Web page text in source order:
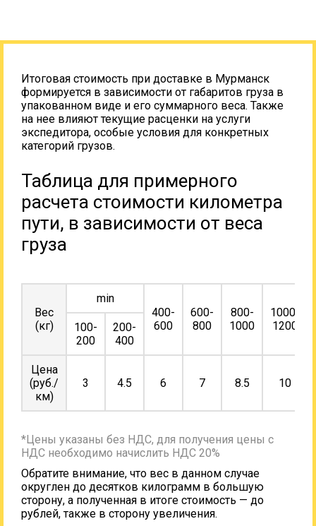
Итоговая стоимость при доставке в Мурманск
формируется в зависимости от габаритов груза в
упакованном виде и его суммарного веса. Также
на нее влияют текущие расценки на услуги
экспедитора, особые условия для конкретных
категорий грузов.
Таблица для примерного
расчета стоимости километра
пути, в зависимости от веса
груза
Вес
(кг)
min
400-
600
600-
800
800-
1000
1000-
1200
100-
200
200-
400
Цена
(руб./
км)
3 4.5 6 7 8.5 10
*Цены указаны без НДС, для получения цены с
НДС необходимо начислить НДС 20%
Обратите внимание, что вес в данном случае
округлен до десятков килограмм в большую
сторону, а полученная в итоге стоимость — до
рублей, также в сторону увеличения.